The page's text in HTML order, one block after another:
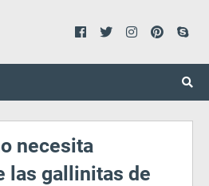
necesita
las gallinitas de